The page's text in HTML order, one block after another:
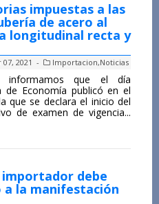
impuestas a las
de acero al
longitudinal recta y
2021 - Importacion,Noticias
informamos que el día
de Economía publicó en el
que se declara el inicio del
de examen de vigencia...
debe
la manifestación